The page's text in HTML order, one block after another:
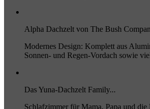
Alpha Dachzelt von The Bush
Modernes Design: Komplett aus
Sonnen- und Regen-Vordach sowie
Das Yuna-Dachzelt Family...
Schlafzimmer für Mama, Papa und